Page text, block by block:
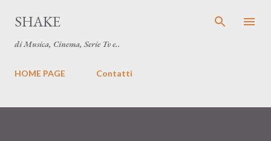
SHAKE
di Musica, Cinema, Serie Tv e..
HOME PAGE Contatti